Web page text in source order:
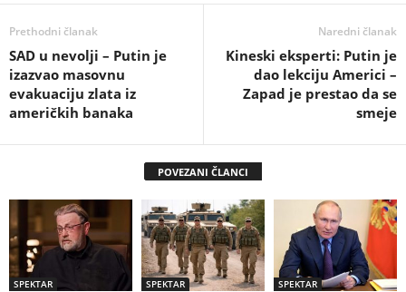
Prethodni članak
SAD u nevolji – Putin je
izazvao masovnu
evakuaciju zlata iz
američkih banaka
Naredni članak
Kineski eksperti: Putin je
dao lekciju Americi –
Zapad je prestao da se
smeje
POVEZANI ČLANCI
SPEKTAR SPEKTAR SPEKTAR